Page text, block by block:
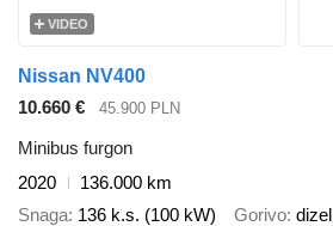
VIDEO
Nissan NV400
10.660 €
45.900 PLN
Minibus furgon
2020
136.000 km
Snaga 136 k.s. (100 kW) Gorivo dizel